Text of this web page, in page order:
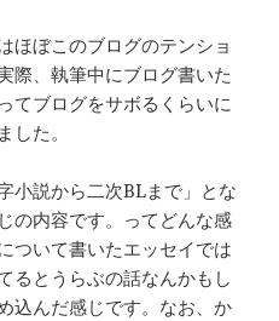
ほぼこのブログのテンショ
際、執筆中にブログ書いた
てブログをサボるくらいに
した。
小説から二次BLまで」とな
の内容です。ってどんな感
ついて書いたエッセイでは
るとうらぶの話なんかもし
込んだ感じです。なお、か